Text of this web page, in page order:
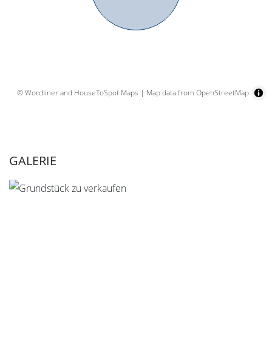
© Wordliner and HouseToSpot Maps | Map data from OpenStreetMap
GALERIE